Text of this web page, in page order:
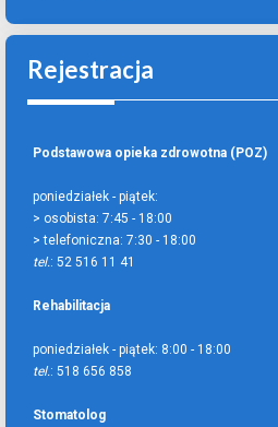
Rejestracja
Podstawowa opieka zdrowotna (POZ)
poniedziałek - piątek:
> osobista: 7:45 - 18:00
> telefoniczna: 7:30 - 18:00
tel.: 52 516 11 41
Rehabilitacja
poniedziałek - piątek: 8:00 - 18:00
tel.: 518 656 858
Stomatolog